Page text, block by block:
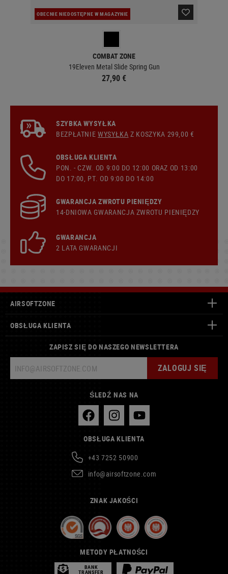
OBECNIE NIEDOSTĘPNE W MAGAZYNIE
COMBAT ZONE
19Eleven Metal Slide Spring Gun
27,90 €
SZYBKA WYSYŁKA
BEZPŁATNIEWYSYŁKA Z KOSZYKA 299,00 €
OBSŁUGA KLIENTA
PON. - CZW. OD 9:00 DO 12:00 ORAZ OD 13:00
DO 17:00, PT. OD 9:00 DO 14:00
GWARANCJA ZWROTU PIENIĘDZY
14-DNIOWA GWARANCJA ZWROTU PIENIĘDZY
GWARANCJA
2 LATA GWARANCJI
AIRSOFTZONE
OBSŁUGA KLIENTA
ZAPISZ SIĘ DO NASZEGO NEWSLETTERA
ZALOGUJ SIĘ
ŚLEDŹ NAS NA
OBSŁUGA KLIENTA
+43 7252 50900
info@airsoftzone.com
ZNAK JAKOŚCI
METODY PŁATNOŚCI
BANK
TRANSFER